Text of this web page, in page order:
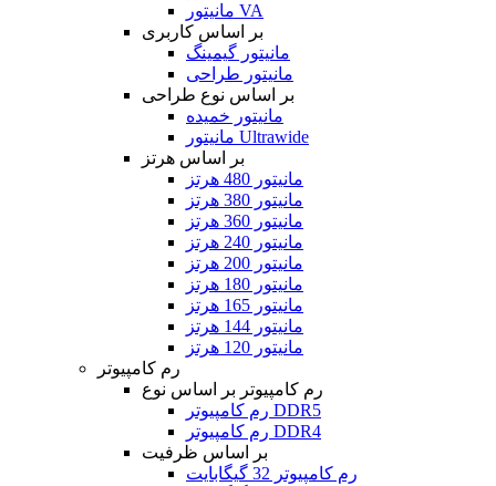
مانیتور VA
بر اساس کاربری
مانیتور گیمینگ
مانیتور طراحی
بر اساس نوع طراحی
مانیتور خمیده
مانیتور Ultrawide
بر اساس هرتز
مانیتور 480 هرتز
مانیتور 380 هرتز
مانیتور 360 هرتز
مانیتور 240 هرتز
مانیتور 200 هرتز
مانیتور 180 هرتز
مانیتور 165 هرتز
مانیتور 144 هرتز
مانیتور 120 هرتز
رم کامپیوتر
رم کامپیوتر بر اساس نوع
رم کامپیوتر DDR5
رم کامپیوتر DDR4
بر اساس ظرفیت
رم کامپیوتر 32 گیگابایت